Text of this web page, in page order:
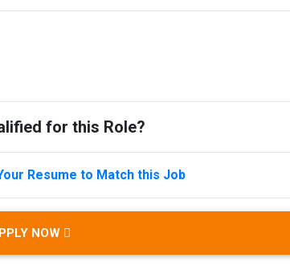
for this Role?
Resume to Match this Job
NOW